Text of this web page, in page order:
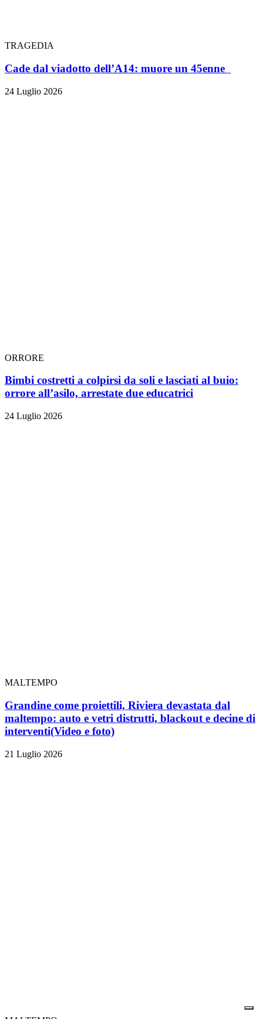
TRAGEDIA
Cade dal viadotto dell’A14: muore un 45enne
24 Luglio 2026
ORRORE
Bimbi costretti a colpirsi da soli e lasciati al buio:
orrore all’asilo, arrestate due educatrici
24 Luglio 2026
MALTEMPO
Grandine come proiettili, Riviera devastata dal
maltempo: auto e vetri distrutti, blackout e decine di
interventi(Video e foto)
21 Luglio 2026